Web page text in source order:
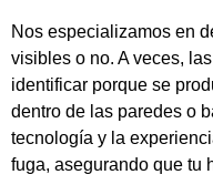
Nos especializamos en
visibles o no. A veces,
identificar porque se
dentro de las paredes o
tecnología y la
fuga, asegurando que tu